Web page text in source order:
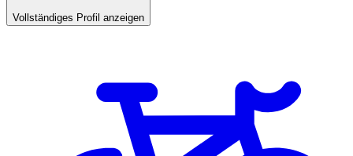
Vollständiges Profil anzeigen